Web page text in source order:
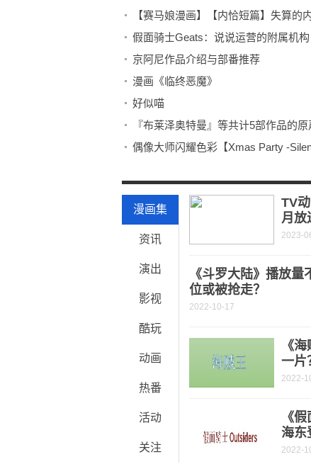
【赛马娘漫画】【内恰短篇】失算的
假面骑士Geats：说说运营的附属机
京阿尼作品介绍与部番推荐
漫画《临终恶魔》
好似喵
『布莱泽奥特曼』等共计5部作品的
偶像大师闪耀色彩【Xmas Party -
漫画集
资讯
演出
影视
酷玩
动画
热番
活动
关注
TV
月放
2023-
《斗罗大陆》播放
位或被抢走？
2022-10-17
《
一片
2022-
《
海东
2022-